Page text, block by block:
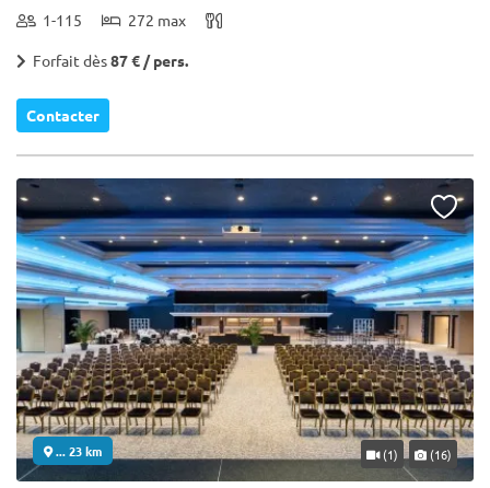
1-115 272 max
Forfait dès87 € / pers.
Contacter
... 23 km (1) (16)